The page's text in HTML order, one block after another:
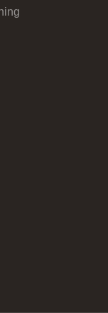
Danmark